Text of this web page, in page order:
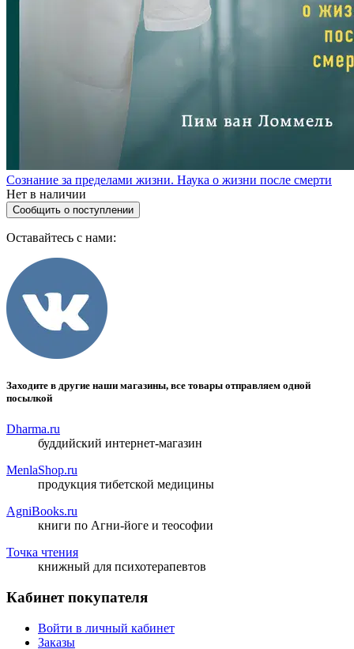
Сознание за пределами жизни. Наука о жизни после смерти
Нет в наличии
Сообщить о поступлении
Оставайтесь с нами:
Заходите в другие наши магазины, все товары отправляем одной
посылкой
Dharma.ru
буддийский интернет-магазин
MenlaShop.ru
продукция тибетской медицины
AgniBooks.ru
книги по Агни-йоге и теософии
Точка чтения
книжный для психотерапевтов
Кабинет покупателя
Войти в личный кабинет
Заказы